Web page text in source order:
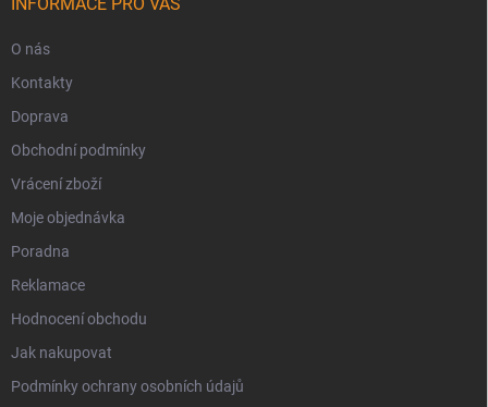
O nás
Kontakty
Doprava
Obchodní podmínky
Vrácení zboží
Moje objednávka
Poradna
Reklamace
Hodnocení obchodu
Jak nakupovat
Podmínky ochrany osobních údajů